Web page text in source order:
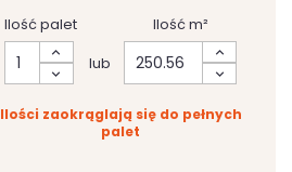
Ilość palet
lub
Ilość m²
Ilości zaokrąglają się do pełnych
palet